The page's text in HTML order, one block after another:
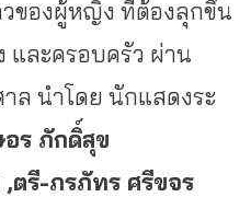
วของผู้หญิง ที่ต้องลุกขึ้น
และครอบครัว ผ่าน
ล นำโดย นักแสดงระ
ร ภักดิ์สุข
ตรี-ภรภัทร ศรีขจร